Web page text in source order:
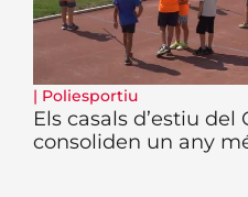
| Poliesportiu
Els casals d’estiu del
consoliden un any